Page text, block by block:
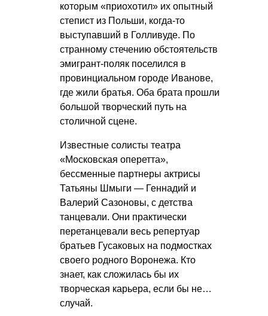
которым «приохотил» их опытный
степист из Польши, когда-то
выступавший в Голливуде. По
странному стечению обстоятельств
эмигрант-поляк поселился в
провинциальном городе Иванове,
где жили братья. Оба брата прошли
большой творческий путь на
столичной сцене.
Известные солисты театра
«Московская оперетта»,
бессменные партнеры актрисы
Татьяны Шмыги — Геннадий и
Валерий Сазоновы, с детства
танцевали. Они практически
перетанцевали весь репертуар
братьев Гусаковых на подмостках
своего родного Воронежа. Кто
знает, как сложилась бы их
творческая карьера, если бы не…
случай.